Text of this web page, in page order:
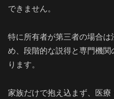
できません。
特に所有者が第三者の場合
め、段階的な説得と専門機
ります。
家族だけで抱え込まず、医